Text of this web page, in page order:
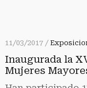
11/03/2017 /
Inaugurada la
Mujeres